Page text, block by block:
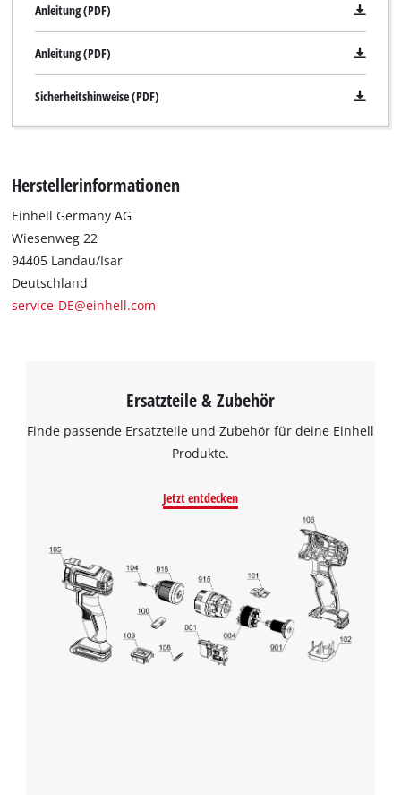
Anleitung (PDF)
Anleitung (PDF)
Sicherheitshinweise (PDF)
Herstellerinformationen
Einhell Germany AG
Wiesenweg 22
94405 Landau/Isar
Deutschland
service-DE@einhell.com
Ersatzteile & Zubehör
Finde passende Ersatzteile und Zubehör für deine Einhell
Produkte.
Jetzt entdecken